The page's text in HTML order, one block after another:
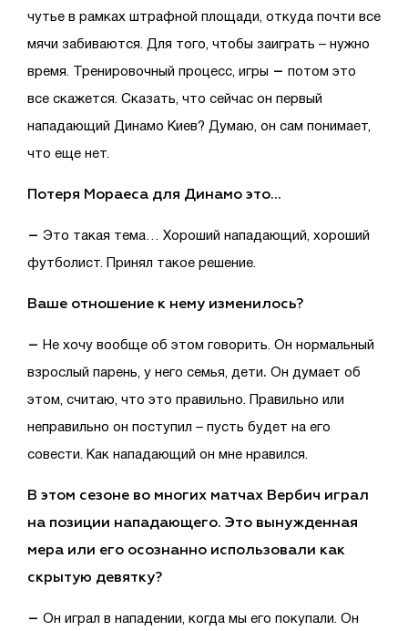
чутье в рамках штрафной площади, откуда почти все
мячи забиваются. Для того, чтобы заиграть – нужно
время. Тренировочный процесс, игры – потом это
все скажется. Сказать, что сейчас он первый
нападающий Динамо Киев? Думаю, он сам понимает,
что еще нет.
Потеря Мораеса для Динамо это…
– Это такая тема… Хороший нападающий, хороший
футболист. Принял такое решение.
Ваше отношение к нему изменилось?
– Не хочу вообще об этом говорить. Он нормальный
взрослый парень, у него семья, дети. Он думает об
этом, считаю, что это правильно. Правильно или
неправильно он поступил – пусть будет на его
совести. Как нападающий он мне нравился.
В этом сезоне во многих матчах Вербич играл
на позиции нападающего. Это вынужденная
мера или его осознанно использовали как
скрытую девятку?
– Он играл в нападении, когда мы его покупали. Он